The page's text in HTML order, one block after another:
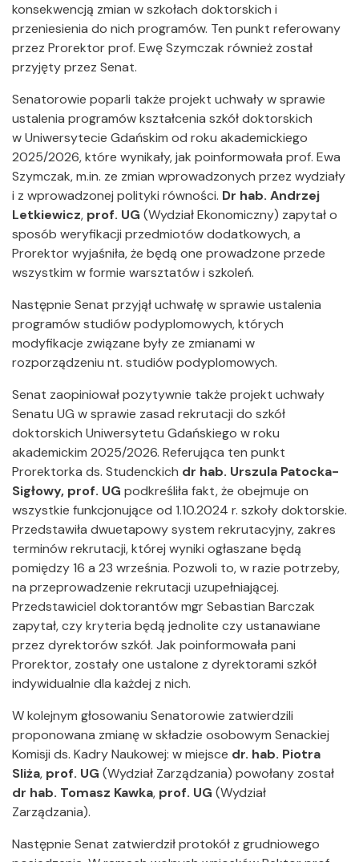
konsekwencją zmian w szkołach doktorskich i
przeniesienia do nich programów. Ten punkt referowany
przez Prorektor prof. Ewę Szymczak również został
przyjęty przez Senat.
Senatorowie poparli także projekt uchwały w sprawie
ustalenia programów kształcenia szkół doktorskich
w Uniwersytecie Gdańskim od roku akademickiego
2025/2026, które wynikały, jak poinformowała prof. Ewa
Szymczak, m.in. ze zmian wprowadzonych przez wydziały
i z wprowadzonej polityki równości. Dr hab. Andrzej
Letkiewicz, prof. UG (Wydział Ekonomiczny) zapytał o
sposób weryfikacji przedmiotów dodatkowych, a
Prorektor wyjaśniła, że będą one prowadzone przede
wszystkim w formie warsztatów i szkoleń.
Następnie Senat przyjął uchwałę w sprawie ustalenia
programów studiów podyplomowych, których
modyfikacje związane były ze zmianami w
rozporządzeniu nt. studiów podyplomowych.
Senat zaopiniował pozytywnie także projekt uchwały
Senatu UG w sprawie zasad rekrutacji do szkół
doktorskich Uniwersytetu Gdańskiego w roku
akademickim 2025/2026. Referująca ten punkt
Prorektorka ds. Studenckich dr hab. Urszula Patocka-
Sigłowy, prof. UG podkreśliła fakt, że obejmuje on
wszystkie funkcjonujące od 1.10.2024 r. szkoły doktorskie.
Przedstawiła dwuetapowy system rekrutacyjny, zakres
terminów rekrutacji, której wyniki ogłaszane będą
pomiędzy 16 a 23 września. Pozwoli to, w razie potrzeby,
na przeprowadzenie rekrutacji uzupełniającej.
Przedstawiciel doktorantów mgr Sebastian Barczak
zapytał, czy kryteria będą jednolite czy ustanawiane
przez dyrektorów szkół. Jak poinformowała pani
Prorektor, zostały one ustalone z dyrektorami szkół
indywidualnie dla każdej z nich.
W kolejnym głosowaniu Senatorowie zatwierdzili
proponowana zmianę w składzie osobowym Senackiej
Komisji ds. Kadry Naukowej: w miejsce dr. hab. Piotra
Sliża, prof. UG (Wydział Zarządzania) powołany został
dr hab. Tomasz Kawka, prof. UG (Wydział
Zarządzania).
Następnie Senat zatwierdził protokół z grudniowego